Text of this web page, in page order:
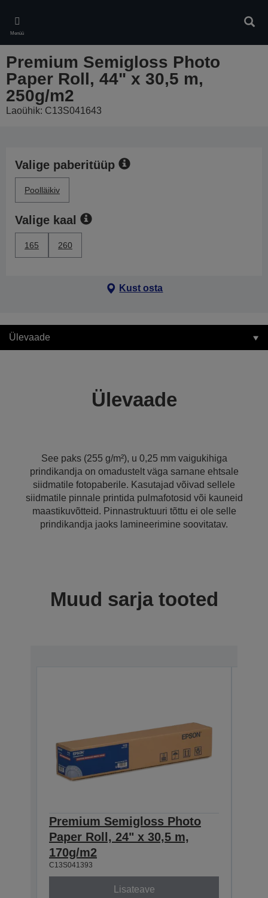
main
content
Menüü
Premium Semigloss Photo
Paper Roll, 44" x 30,5 m,
250g/m2
Laoühik: C13S041643
Valige paberitüüp
Poolläikiv
Valige kaal
165 260
Kust osta
Ülevaade
Ülevaade
See paks (255 g/m²), u 0,25 mm vaigukihiga
prindikandja on omadustelt väga sarnane ehtsale
siidmatile fotopaberile. Kasutajad võivad sellele
siidmatile pinnale printida pulmafotosid või kauneid
maastikuvõtteid. Pinnastruktuuri tõttu ei ole selle
prindikandja jaoks lamineerimine soovitatav.
Muud sarja tooted
Premium Semigloss Photo
Paper Roll, 24" x 30,5 m,
170g/m2
C13S041393
Lisateave